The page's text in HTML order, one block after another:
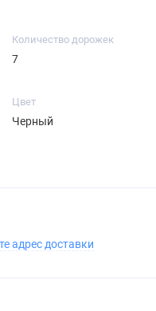
Количество дорожек
7
Цвет
Черный
адрес доставки